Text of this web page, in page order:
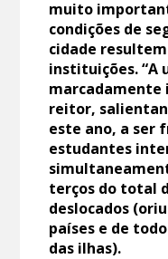
muito
condições de
cidade
instituições. “A
marcadamente
reitor,
este ano, a ser
estudantes
terços do total
deslocados
países e de
das ilhas).